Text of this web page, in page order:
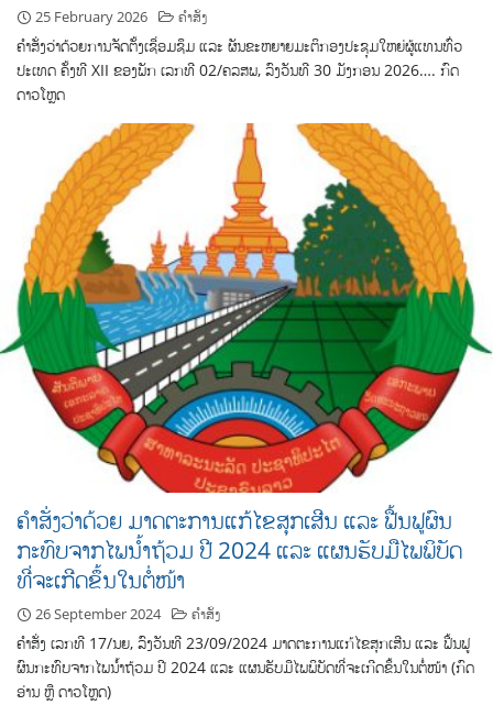
25 February 2026 ຄຳສັ່ງ
ຄໍາສັ່ງວ່າດ້ວຍການຈັດຕັ້ງເຊື່ອມຊຶມ ແລະ ຜັນຂະຫຍາຍມະຕິກອງປະຊຸມໃຫຍ່ຜູ້ແທນທົ່ວ
ປະເທດ ຄັ້ງທີ XII ຂອງພັກ ເລກທີ 02/ຄລສພ, ລົງວັນທີ 30 ມັງກອນ 2026…. ກົດ
ດາວໂຫຼດ
ຄຳສັ່ງວ່າດ້ວຍ ມາດຕະການແກ້ໄຂສຸກເສີນ ແລະ ຟື້ນຟູຜົນ
ກະທົບຈາກໄພນ້ຳຖ້ວມ ປີ 2024 ແລະ ແຜນຮັບມືໄພພິບັດ
ທີ່ຈະເກີດຂຶ້ນໃນຕໍ່ໜ້າ
26 September 2024 ຄຳສັ່ງ
ຄຳສັ່ງ ເລກທີ 17/ນຍ, ລົງວັນທີ 23/09/2024 ມາດຕະການແກ້ໄຂສຸກເສີນ ແລະ ຟື້ນຟູ
ຜົນກະທົບຈາກໄພນ້ຳຖ້ວມ ປີ 2024 ແລະ ແຜນຮັບມືໄພພິບັດທີ່ຈະເກີດຂຶ້ນໃນຕໍ່ໜ້າ (ກົດ
ອ່ານ ຫຼື ດາວໂຫຼດ)